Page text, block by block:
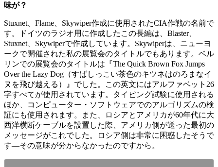
味が？
Stuxnet、Flame、Skywiper作成に使用されたCIA作戦の名前で
す。ドイツのラジオ用に作成したこの長編は、Blaster、
Stuxnet、Skywiperで作成しています。Skywiperは、ニューヨ
ークで開催された私の展覧会のタイトルでもあります。ベル
リンでの展覧会のタイトルは『The Quick Brown Fox Jumps
Over the Lazy Dog（すばしっこい茶色のキツネはのろまなイ
ヌを飛び越える）』でした。この英文にはアルファベット26
字すべてが使用されています。タイピング試験に使用される
ほか、コンピューター・ソフトウェアでのアルゴリズムの検
証にも使用されます。また、ロシアとアメリカが60年代に大
西洋横断ケーブルを設置した際、アメリカ側が送った最初の
メッセージがこれでした。ロシア側は非常に困惑したそうで
す―その意味が分からなかったのですから。